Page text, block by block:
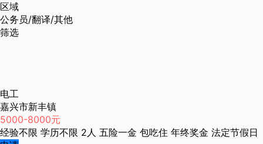
区域
公务员/翻译/其他
筛选
电工
嘉兴市新丰镇
5000-8000元
经验不限 学历不限 2人 五险一金 包吃住 年终奖金 法定节假日